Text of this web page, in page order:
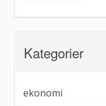
Kategorier
ekonomi